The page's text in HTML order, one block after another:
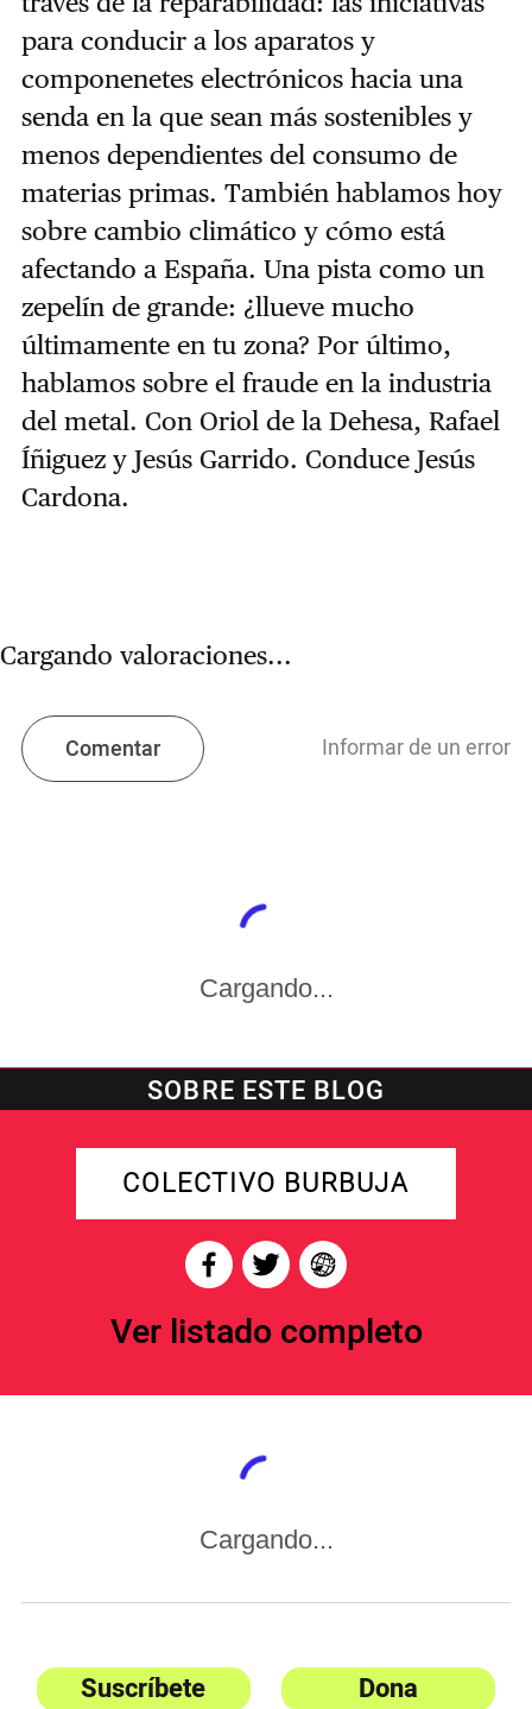
para conducir a los aparatos y
componenetes electrónicos hacia una
senda en la que sean más sostenibles y
menos dependientes del consumo de
materias primas. También hablamos hoy
sobre cambio climático y cómo está
afectando a España. Una pista como un
zepelín de grande: ¿llueve mucho
últimamente en tu zona? Por último,
hablamos sobre el fraude en la industria
del metal. Con Oriol de la Dehesa, Rafael
Íñiguez y Jesús Garrido. Conduce Jesús
Cardona.
Cargando valoraciones...
Comentar Informar de un error
Cargando...
SOBRE ESTE BLOG
COLECTIVO BURBUJA
Ver listado completo
Cargando...
Suscríbete Dona